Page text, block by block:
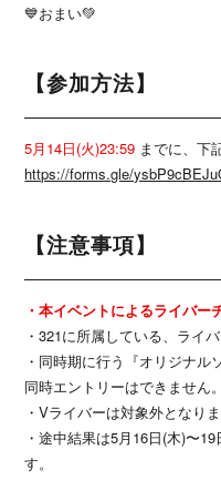
💙おまい💚
【参加方法】
5月14日(火)23:59 までに、下
https://forms.gle/
【注意事項】
・本イベントによるライバー
・321に所属している、ライ
・同時期に行う『オリジナ
同時エントリーはできません。
・Vライバーは対象外となりま
・途中結果は5月16日(木)〜
す。